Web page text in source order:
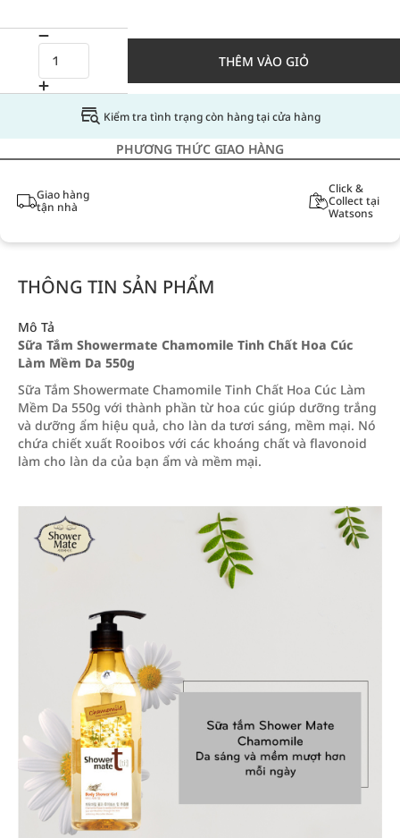
THÊM VÀO GIỎ
Kiểm tra tình trạng còn hàng tại cửa hàng
PHƯƠNG THỨC GIAO HÀNG
Giao hàng
tận nhà
Click &
Collect tại
Watsons
THÔNG TIN SẢN PHẨM
Mô Tả
Sữa Tắm Showermate Chamomile Tinh Chất Hoa Cúc
Làm Mềm Da 550g
Sữa Tắm Showermate Chamomile Tinh Chất Hoa Cúc Làm
Mềm Da 550g với thành phần từ hoa cúc giúp dưỡng trắng
và dưỡng ẩm hiệu quả, cho làn da tươi sáng, mềm mại. Nó
chứa chiết xuất Rooibos với các khoáng chất và flavonoid
làm cho làn da của bạn ẩm và mềm mại.